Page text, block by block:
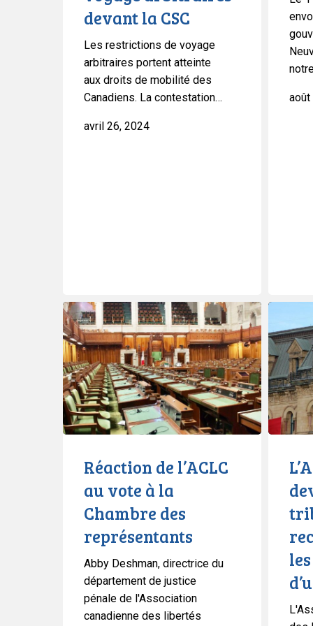
devant la CSC
Les restrictions de voyage
arbitraires portent atteinte
aux droits de mobilité des
Canadiens. La contestation…
avril 26, 2024
août
Réaction
de
l’ACLC
au
vote
à
la
Chambre
représentants
Réaction de l’ACLC
au vote à la
Chambre des
représentants
Abby Deshman, directrice du
département de justice
pénale de l'Association
canadienne des libertés
L’ACLC
devant
les
tribunaux
le
recours
à